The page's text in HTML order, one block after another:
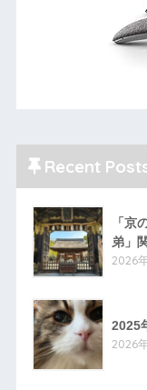
Recent
「京
弟」
2026
2025
2026